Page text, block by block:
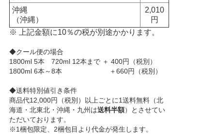
沖縄
（沖縄）
2,010
円
※ 上記金額に10％の税が別途かかります。
◆クール便の場合
1800ml 5本 720ml 12本まで ＋ 400円（税別）
1800ml 6本～8本 ＋660円（税別）
◆送料特別値引き条件
商品代12,000円（税別）以上ごとに1送料無料（北
海道・北東北・沖縄・九州は送料半額）とさせてい
ただいております。
※1梱包限定、2梱包目より代金が発生します。